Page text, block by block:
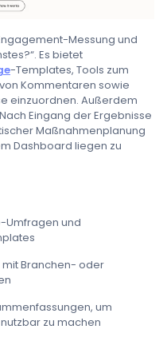
Messung und
Es bietet
-Templates, Tools zum
Kommentaren sowie
einzuordnen. Außerdem
Eingang der Ergebnisse
Maßnahmenplanung
Dashboard liegen zu
Umfragen und
mit Branchen- oder
um
zu machen